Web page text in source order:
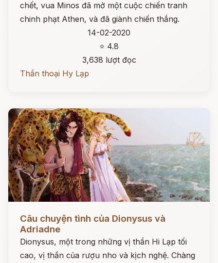
chết, vua Minos đã mở một cuộc chiến tranh
chinh phạt Athen, và đã giành chiến thắng.
14-02-2020
⭐ 4.8
3,638 lượt đọc
Thần thoại Hy Lạp
Câu chuyện tình của Dionysus và
Adriadne
Dionysus, một trong những vị thần Hi Lạp tối
cao, vị thần của rượu nho và kịch nghệ. Chàng